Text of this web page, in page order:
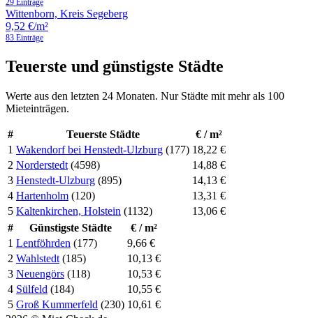
29 Einträge
Wittenborn, Kreis Segeberg
9,52 €/m²
83 Einträge
Teuerste und günstigste Städte
Werte aus den letzten 24 Monaten. Nur Städte mit mehr als 100
Mieteinträgen.
# Teuerste Städte
€ / m²
1 Wakendorf bei Henstedt-Ulzburg (177) 18,22 €
2 Norderstedt (4598)
14,88 €
3 Henstedt-Ulzburg (895)
14,13 €
4 Hartenholm (120)
13,31 €
5 Kaltenkirchen, Holstein (1132)
13,06 €
#
Günstigste Städte
€ / m²
1 Lentföhrden (177)
9,66 €
2 Wahlstedt (185)
10,13 €
3 Neuengörs (118)
10,53 €
4 Sülfeld (184)
10,55 €
5 Groß Kummerfeld (230) 10,61 €